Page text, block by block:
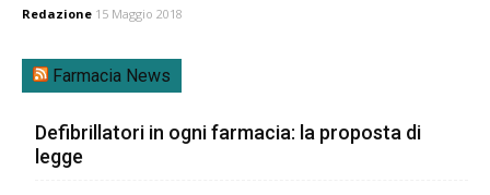
Redazione 15 Maggio 2018
Farmacia News
Defibrillatori in ogni farmacia: la proposta di
legge